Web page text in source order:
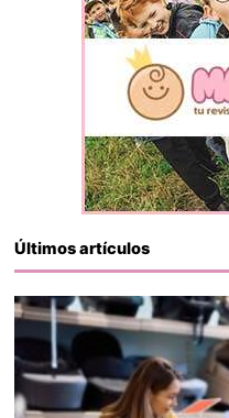
Últimos artículos